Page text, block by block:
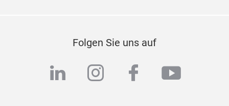
Folgen Sie uns auf
linkedininstagram
facebook